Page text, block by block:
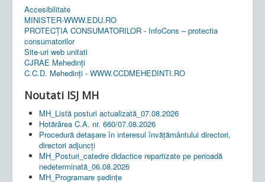
Accesibilitate
MINISTER-WWW.EDU.RO
PROTECȚIA CONSUMATORILOR - InfoCons – protectia
consumatorilor
Site-uri web unitati
CJRAE Mehedinți
C.C.D. Mehedinţi - WWW.CCDMEHEDINTI.RO
Noutati ISJ MH
MH_Listă posturi actualizată_07.08.2026
Hotărârea C.A. nr. 660/07.08.2026
Procedură detașare în interesul învățământului directori,
directori adjuncți
MH_Posturi_catedre didactice repartizate pe perioadă
nedeterminată_06.08.2026
MH_Programare ședințe